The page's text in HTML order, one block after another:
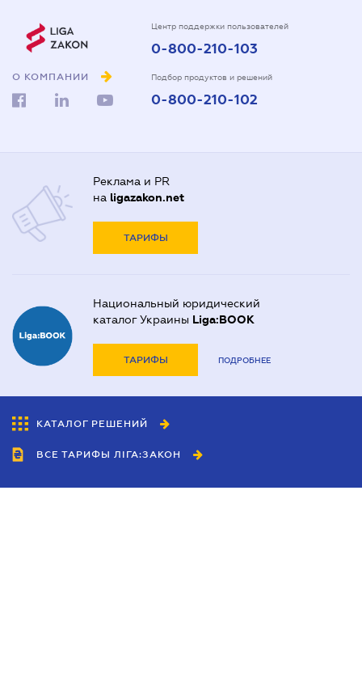
О КОМПАНИИ
Центр поддержки пользователей
0-800-210-103
Подбор продуктов и решений
0-800-210-102
Реклама и PR
на ligazakon.net
ТАРИФЫ
Национальный юридический
каталог Украины Liga:BOOK
ТАРИФЫ ПОДРОБНЕЕ
КАТАЛОГ РЕШЕНИЙ
ВСЕ ТАРИФЫ ЛІГА:ЗАКОН